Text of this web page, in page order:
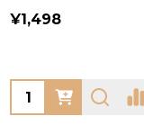
¥1,498
Quantity: